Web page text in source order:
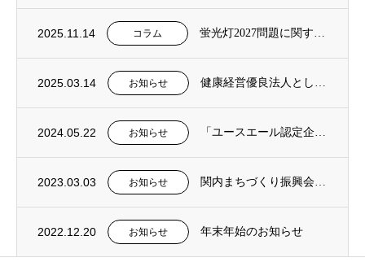
2025.11.14 コラム 蛍光灯2027問題に関する記事をアップしました。
2025.03.14 お知らせ 健康経営優良法人として認定されました
2024.05.22 お知らせ 「ユースエール認定企業」に認定されました。
2023.03.03 お知らせ 関内まちづくり振興会 朝清掃活動に参加
2022.12.20 お知らせ 年末年始のお知らせ